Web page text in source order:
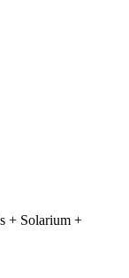
+ Solarium +